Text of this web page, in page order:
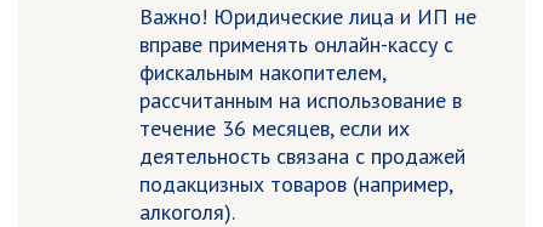
Важно! Юридические лица и ИП не
вправе применять онлайн-кассу с
фискальным накопителем,
рассчитанным на использование в
течение 36 месяцев, если их
деятельность связана с продажей
подакцизных товаров (например,
алкоголя).